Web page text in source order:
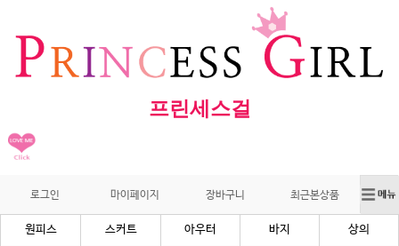
프린세스걸
로그인 마이페이지 장바구니 최근본상품
원피스 스커트 아우터 바지 상의